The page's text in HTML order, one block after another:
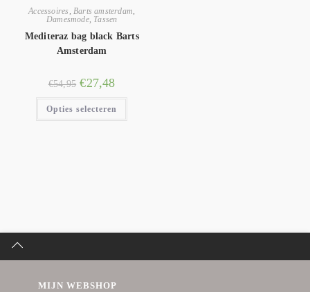
Accessoires , Barts amsterdam,
Damesmode, Tassen
Mediteraz bag black Barts
Amsterdam
€54,95 €27,48
Opties selecteren
MIJN WEBSHOP